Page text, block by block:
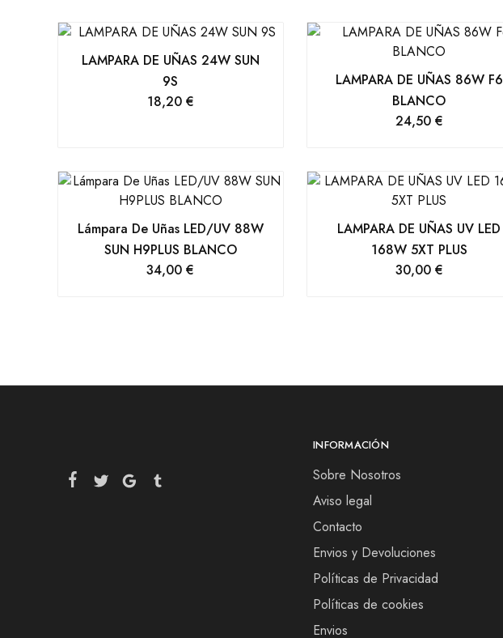
LAMPARA DE UÑAS 24W SUN
9S
18,20 €
LAMPARA DE UÑAS 86W F6
BLANCO
24,50 €
Lámpara De Uñas LED/UV 88W
SUN H9PLUS BLANCO
34,00€
LAMPARA DE UÑAS UV LED
168W 5XT PLUS
30,00 €
INFORMACIÓN
Sobre Nosotros
Aviso legal
Contacto
Envios y Devoluciones
Políticas de Privacidad
Políticas de cookies
Envios